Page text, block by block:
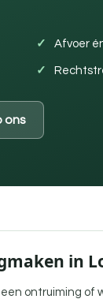
Afvoer
ons
in
een ontruiming of